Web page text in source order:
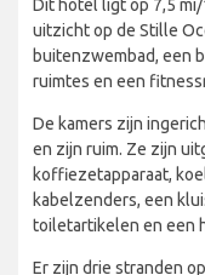
Dit hotel ligt op 7,5
uitzicht op de Stille
buitenzwembad, een
ruimtes en een
De kamers zijn
en zijn ruim. Ze zijn
koffiezetapparaat,
kabelzenders, een
toiletartikelen en een
Er zijn drie stranden